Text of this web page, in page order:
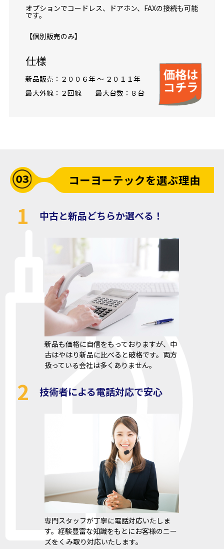
オプションでコードレス、ドアホン、FAXの接続も可能
です。
【個別販売のみ】
仕様
新品販売：２００６年 ～ ２０１１年
最大外線：２回線 最大台数：８台
コーヨーテックを選ぶ理由
1 中古と新品どちらか選べる！
新品も価格に自信をもっておりますが、中
古はやはり新品に比べると破格です。両方
扱っている会社は多くありません。
2 技術者による電話対応で安心
専門スタッフが丁寧に電話対応いたしま
す。経験豊富な知識をもとにお客様のニー
ズをくみ取り対応いたします。